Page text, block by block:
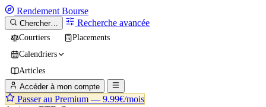
Rendement Bourse
Chercher… Recherche avancée
Courtiers
Placements
Calendriers
Articles
Accéder à mon compte
Passer au Premium — 9.99€/mois